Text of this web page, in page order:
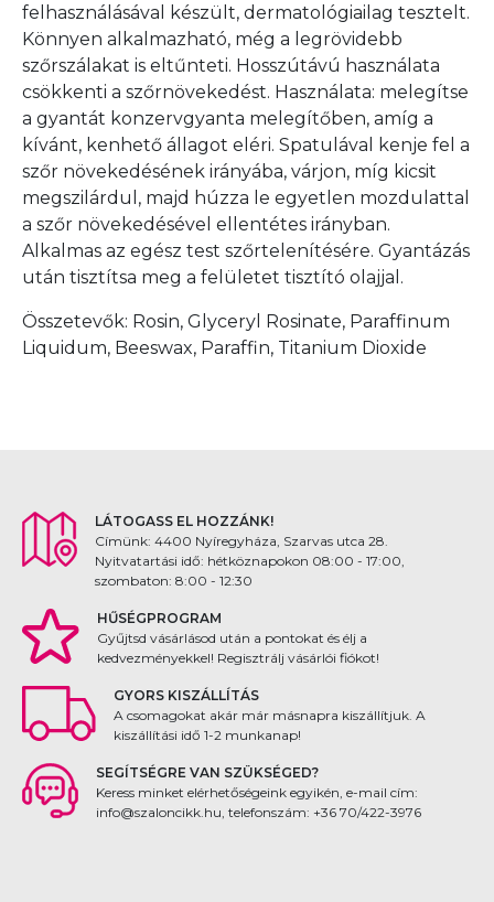
felhasználásával készült, dermatológiailag tesztelt.
Könnyen alkalmazható, még a legrövidebb
szőrszálakat is eltűnteti. Hosszútávú használata
csökkenti a szőrnövekedést. Használata: melegítse
a gyantát konzervgyanta melegítőben, amíg a
kívánt, kenhető állagot eléri. Spatulával kenje fel a
szőr növekedésének irányába, várjon, míg kicsit
megszilárdul, majd húzza le egyetlen mozdulattal
a szőr növekedésével ellentétes irányban.
Alkalmas az egész test szőrtelenítésére. Gyantázás
után tisztítsa meg a felületet tisztító olajjal.
Összetevők: Rosin, Glyceryl Rosinate, Paraffinum
Liquidum, Beeswax, Paraffin, Titanium Dioxide
LÁTOGASS EL HOZZÁNK!
Címünk: 4400 Nyíregyháza, Szarvas utca 28.
Nyitvatartási idő: hétköznapokon 08:00 - 17:00,
szombaton: 8:00 - 12:30
HŰSÉGPROGRAM
Gyűjtsd vásárlásod után a pontokat és élj a
kedvezményekkel! Regisztrálj vásárlói fiókot!
GYORS KISZÁLLÍTÁS
A csomagokat akár már másnapra kiszállítjuk. A
kiszállítási idő 1-2 munkanap!
SEGÍTSÉGRE VAN SZÜKSÉGED?
Keress minket elérhetőségeink egyikén, e-mail cím:
info@szaloncikk.hu, telefonszám: +36 70/422-3976